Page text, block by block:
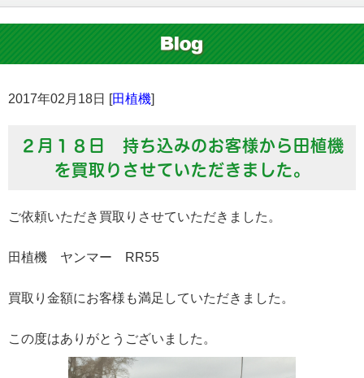
2017年02月18日 [田植機]
２月１８日 持ち込みのお客様から田植機
を買取りさせていただきました。
ご依頼いただき買取りさせていただきました。
田植機 ヤンマー RR55
買取り金額にお客様も満足していただきました。
この度はありがとうございました。